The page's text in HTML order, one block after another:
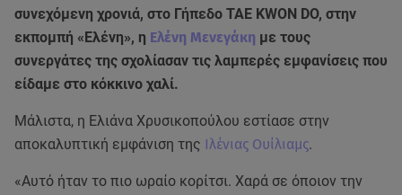
συνεχόμενη χρονιά, στο Γήπεδο TAE KWON DO, στην
εκπομπή «Ελένη», η Ελένη Μενεγάκη με τους
συνεργάτες της σχολίασαν τις λαμπερές εμφανίσεις που
είδαμε στο κόκκινο χαλί.
Μάλιστα, η Ελιάνα Χρυσικοπούλου εστίασε στην
αποκαλυπτική εμφάνιση της Ιλένιας Ουίλιαμς.
«Αυτό ήταν το πιο ωραίο κορίτσι. Χαρά σε όποιον την